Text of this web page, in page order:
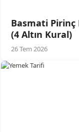
Basmati Pirinç
(4 Altın Kural)
26 Tem 2026